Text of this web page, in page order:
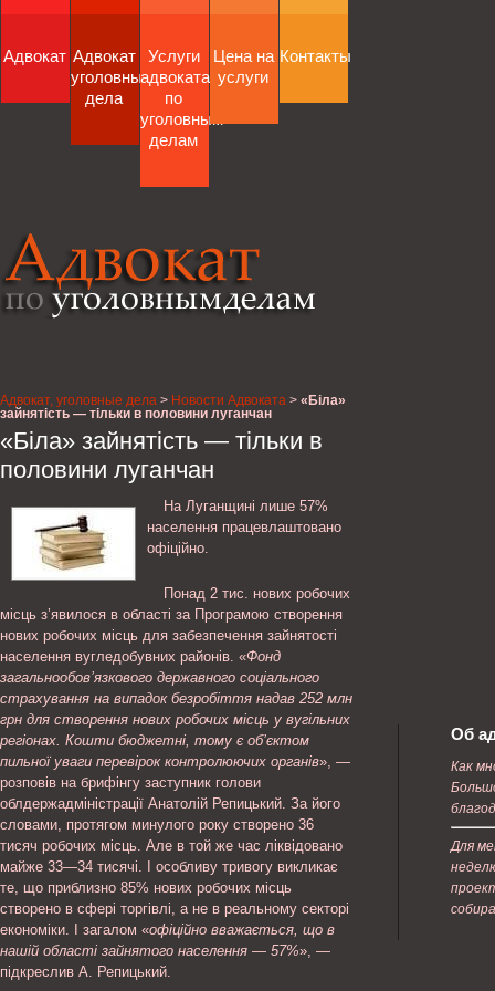
Адвокат Адвокат
уголовные
дела
Услуги
адвоката
по
уголовным
делам
Цена на
услуги
Контакты
Адвокат, уголовные дела > Новости Адвоката > «Біла»
зайнятість — тільки в половини луганчан
«Біла» зайнятість — тільки в
половини луганчан
На Луганщині лише 57%
населення працевлаштовано
офіційно.
Понад 2 тис. нових робочих
місць з’явилося в області за Програмою створення
нових робочих місць для забезпечення зайнятості
населення вугледобувних районів. «Фонд
загальнообов’язкового державного соціального
страхування на випадок безробіття надав 252 млн
грн для створення нових робочих місць у вугільних
регіонах. Кошти бюджетні, тому є об’єктом
пильної уваги перевірок контролюючих органів», —
розповів на брифінгу заступник голови
облдержадміністрації Анатолій Репицький. За його
словами, протягом минулого року створено 36
тисяч робочих місць. Але в той же час ліквідовано
майже 33—34 тисячі. І особливу тривогу викликає
те, що приблизно 85% нових робочих місць
створено в сфері торгівлі, а не в реальному секторі
економіки. І загалом «офіційно вважається, що в
нашій області зайнятого населення — 57%», —
підкреслив А. Репицький.
Об
Как
Для